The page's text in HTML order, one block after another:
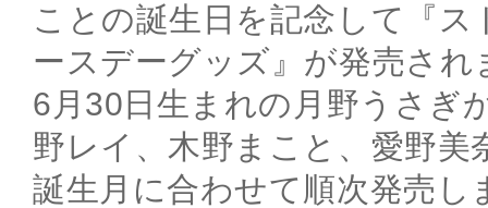
ことの誕生日を記念して『
ースデーグッズ』が発売され
6月30日生まれの月野うさぎ
野レイ、木野まこと、愛野美
誕生月に合わせて順次発売し